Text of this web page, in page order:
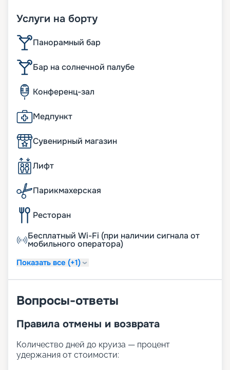
Услуги на борту
Панорамный бар
Бар на солнечной палубе
Конференц-зал
Медпункт
Сувенирный магазин
Лифт
Парикмахерская
Ресторан
Бесплатный Wi-Fi (при наличии сигнала от
мобильного оператора)
Показать все (+1)
Вопросы-ответы
Правила отмены и возврата
Количество дней до круиза — процент
удержания от стоимости: